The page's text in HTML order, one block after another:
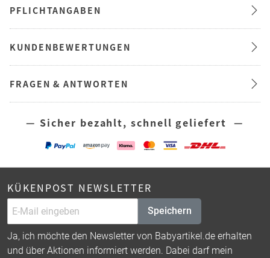
PFLICHTANGABEN
KUNDENBEWERTUNGEN
FRAGEN & ANTWORTEN
— Sicher bezahlt, schnell geliefert —
KÜKENPOST NEWSLETTER
Speichern
Ja, ich möchte den Newsletter von Babyartikel.de erhalten
und über Aktionen informiert werden. Dabei darf mein